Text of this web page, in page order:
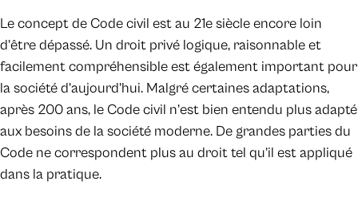
Le concept de Code civil est au 21e siècle encore loin
d’être dépassé. Un droit privé logique, raisonnable et
facilement compréhensible est également important pour
la société d’aujourd’hui. Malgré certaines adaptations,
après 200 ans, le Code civil n’est bien entendu plus adapté
aux besoins de la société moderne. De grandes parties du
Code ne correspondent plus au droit tel qu’il est appliqué
dans la pratique.